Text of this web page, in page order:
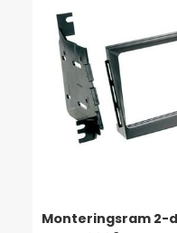
Monteringsram 2-